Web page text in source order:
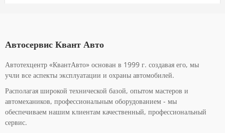
Автосервис Квант Авто
Автотехцентр «КвантАвто» основан в 1999 г. создавая его, мы
учли все аспекты эксплуатации и охраны автомобилей.
Располагая широкой технической базой, опытом мастеров и
автомехаников, профессиональным оборудованием - мы
обеспечиваем нашим клиентам качественный, профессиональный
сервис.